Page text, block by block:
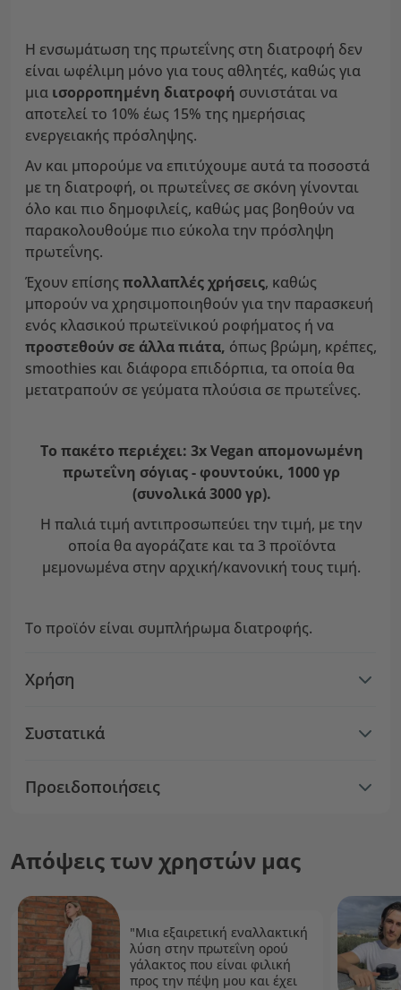
Η ενσωμάτωση της πρωτεΐνης στη διατροφή δεν
είναι ωφέλιμη μόνο για τους αθλητές, καθώς για
μια ισορροπημένη διατροφή συνιστάται να
αποτελεί το 10% έως 15% της ημερήσιας
ενεργειακής πρόσληψης.
Αν και μπορούμε να επιτύχουμε αυτά τα ποσοστά
με τη διατροφή, οι πρωτεΐνες σε σκόνη γίνονται
όλο και πιο δημοφιλείς, καθώς μας βοηθούν να
παρακολουθούμε πιο εύκολα την πρόσληψη
πρωτεΐνης.
Έχουν επίσης πολλαπλές χρήσεις, καθώς
μπορούν να χρησιμοποιηθούν για την παρασκευή
ενός κλασικού πρωτεϊνικού ροφήματος ή να
προστεθούν σε άλλα πιάτα, όπως βρώμη, κρέπες,
smoothies και διάφορα επιδόρπια, τα οποία θα
μετατραπούν σε γεύματα πλούσια σε πρωτεΐνες.
Το πακέτο περιέχει: 3x Vegan απομονωμένη
πρωτεΐνη σόγιας - φουντούκι, 1000 γρ
(συνολικά 3000 γρ).
Η παλιά τιμή αντιπροσωπεύει την τιμή, με την
οποία θα αγοράζατε και τα 3 προϊόντα
μεμονωμένα στην αρχική/κανονική τους τιμή.
Το προϊόν είναι συμπλήρωμα διατροφής.
Χρήση
Συστατικά
Προειδοποιήσεις
Απόψεις των χρηστών μας
"Μια εξαιρετική εναλλακτική
λύση στην πρωτεΐνη ορού
γάλακτος που είναι φιλική
προς την πέψη μου και έχει